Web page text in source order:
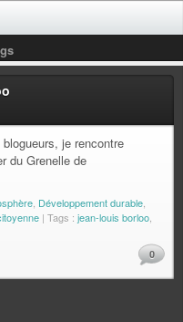
je rencontre
du Grenelle de
Développement durable
| Tags : jean-louis borloo
0